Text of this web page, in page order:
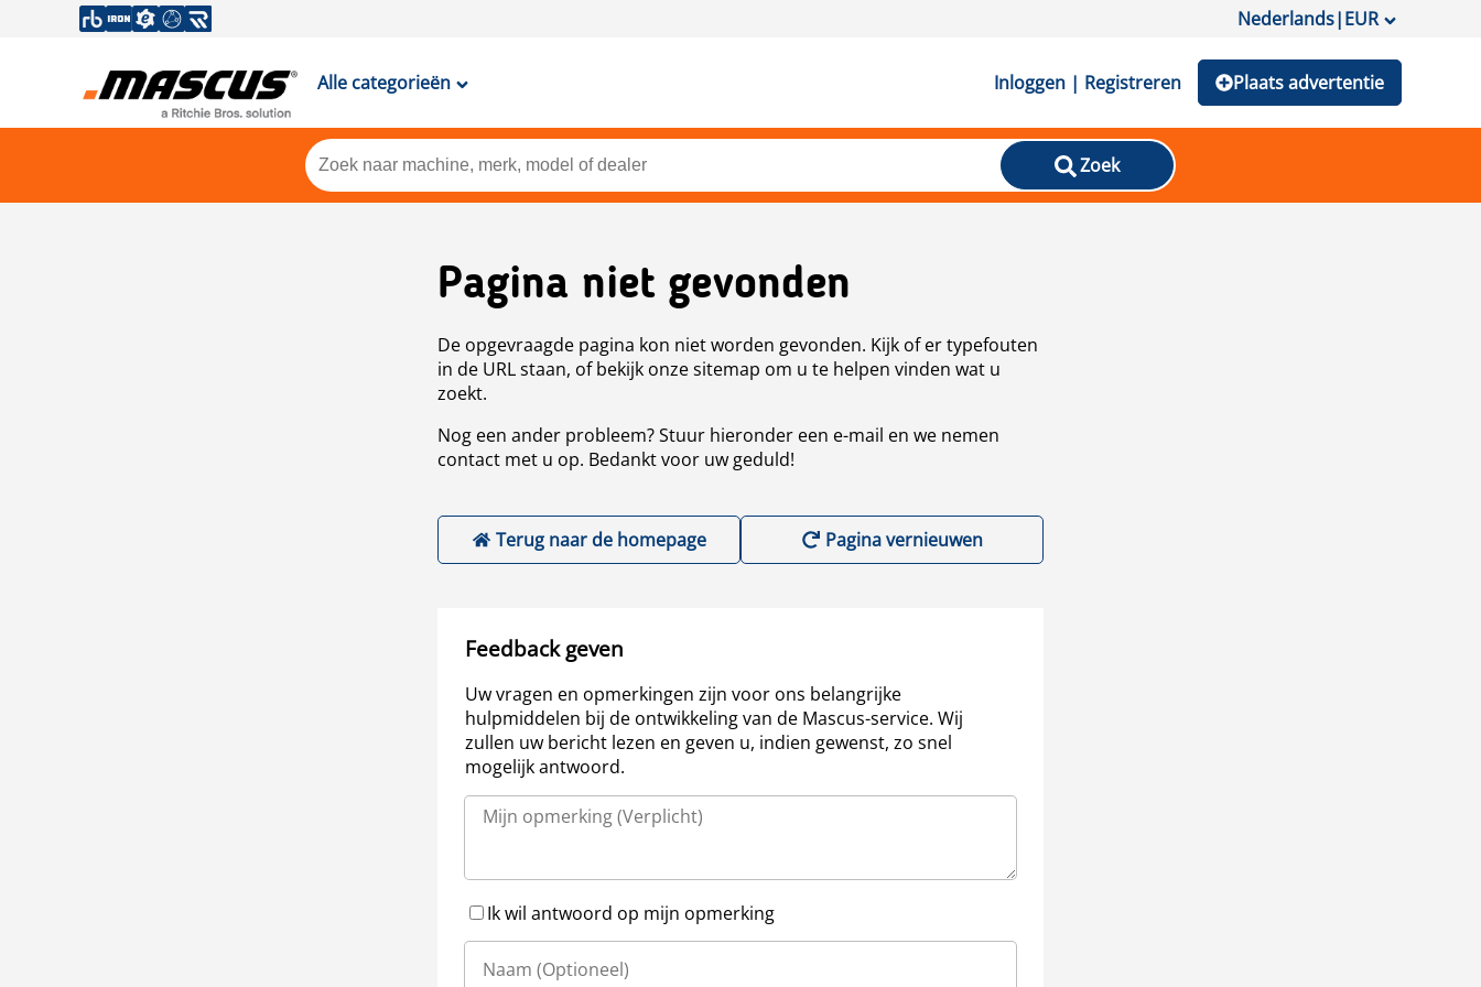
Nederlands|EUR
Alle categorieën Inloggen | Registreren Plaats advertentie
Zoek
Pagina niet gevonden
De opgevraagde pagina kon niet worden gevonden. Kijk of er typefouten
in de URL staan, of bekijk onze sitemap om u te helpen vinden wat u
zoekt.
Nog een ander probleem? Stuur hieronder een e-mail en we nemen
contact met u op. Bedankt voor uw geduld!
Terug naar de homepage Pagina vernieuwen
Feedback geven
Uw vragen en opmerkingen zijn voor ons belangrijke
hulpmiddelen bij de ontwikkeling van de Mascus-service. Wij
zullen uw bericht lezen en geven u, indien gewenst, zo snel
mogelijk antwoord.
Ik wil antwoord op mijn opmerking